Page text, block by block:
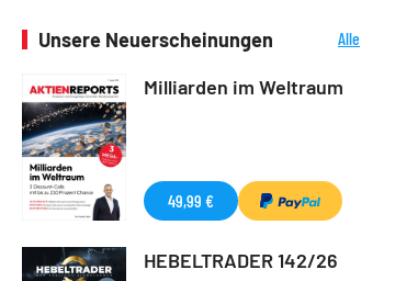
Unsere Neuerscheinungen
Alle
Milliarden im Weltraum
49,99 €
HEBELTRADER 142/26